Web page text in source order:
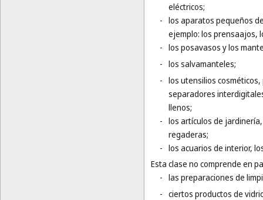
eléctricos;
- los aparatos pequeños
ejemplo: los prensaajos,
- los posavasos y los
- los salvamanteles;
- los utensilios
separadores
llenos;
- los artículos de
regaderas;
- los acuarios de interior,
Esta clase no comprende en
- las preparaciones de
- ciertos productos de